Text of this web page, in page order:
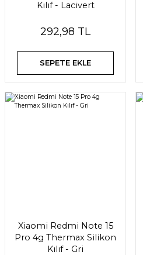
Kılıf - Lacivert
292,98 TL
SEPETE EKLE
Xiaomi Redmi Note 15
Pro 4g Thermax Silikon
Kılıf - Gri